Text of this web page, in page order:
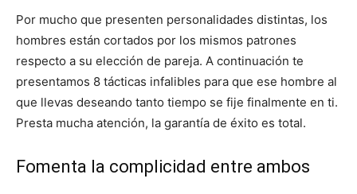
Por mucho que presenten personalidades distintas, los
hombres están cortados por los mismos patrones
respecto a su elección de pareja. A continuación te
presentamos 8 tácticas infalibles para que ese hombre al
que llevas deseando tanto tiempo se fije finalmente en ti.
Presta mucha atención, la garantía de éxito es total.
Fomenta la complicidad entre ambos